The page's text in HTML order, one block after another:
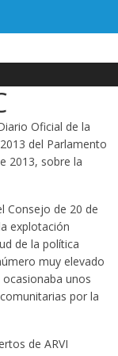
Oficial de la
del Parlamento
2013, sobre la
Consejo de 20 de
explotación
de la política
muy elevado
unos
por la
de ARVI